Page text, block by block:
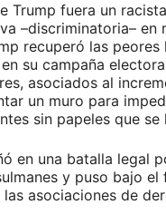
Trump fuera un
–discriminatoria–
recuperó las
su campaña
asociados al
un muro para
sin papeles que
en una batalla
y puso bajo
asociaciones de